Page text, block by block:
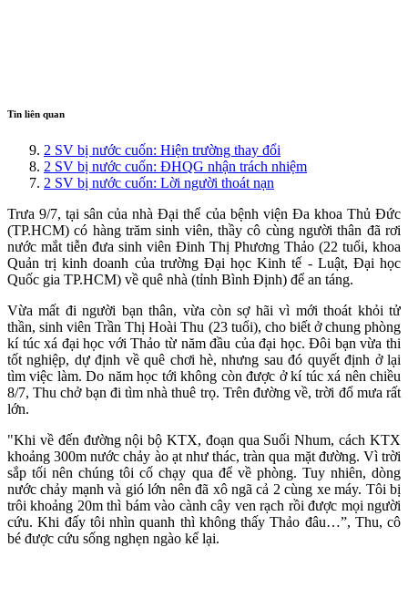
Tin liên quan
2 SV bị nước cuốn: Hiện trường thay đổi
2 SV bị nước cuốn: ĐHQG nhận trách nhiệm
2 SV bị nước cuốn: Lời người thoát nạn
Trưa 9/7, tại sân của nhà Đại thể của bệnh viện Đa khoa Thủ Đức
(TP.HCM) có hàng trăm sinh viên, thầy cô cùng người thân đã rơi
nước mắt tiễn đưa sinh viên Đinh Thị Phương Thảo (22 tuổi, khoa
Quản trị kinh doanh của trường Đại học Kinh tế - Luật, Đại học
Quốc gia TP.HCM) về quê nhà (tỉnh Bình Định) để an táng.
Vừa mất đi người bạn thân, vừa còn sợ hãi vì mới thoát khỏi tử
thần, sinh viên Trần Thị Hoài Thu (23 tuổi), cho biết ở chung phòng
kí túc xá đại học với Thảo từ năm đầu của đại học. Đôi bạn vừa thi
tốt nghiệp, dự định về quê chơi hè, nhưng sau đó quyết định ở lại
tìm việc làm. Do năm học tới không còn được ở kí túc xá nên chiều
8/7, Thu chở bạn đi tìm nhà thuê trọ. Trên đường về, trời đổ mưa rất
lớn.
"Khi về đến đường nội bộ KTX, đoạn qua Suối Nhum, cách KTX
khoảng 300m nước chảy ào ạt như thác, tràn qua mặt đường. Vì trời
sắp tối nên chúng tôi cố chạy qua để về phòng. Tuy nhiên, dòng
nước chảy mạnh và gió lớn nên đã xô ngã cả 2 cùng xe máy. Tôi bị
trôi khoảng 20m thì bám vào cành cây ven rạch rồi được mọi người
cứu. Khi đấy tôi nhìn quanh thì không thấy Thảo đâu…”, Thu, cô
bé được cứu sống nghẹn ngào kể lại.